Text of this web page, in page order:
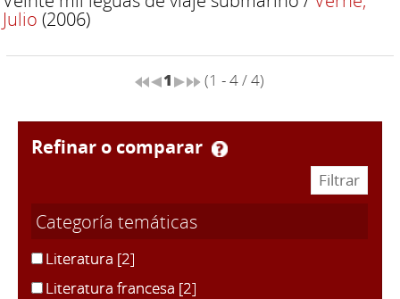
Julio (2006)
1 (1 - 4 / 4)
refinar o comparar
Categoría temáticas
Literatura [2]
Literatura francesa [2]